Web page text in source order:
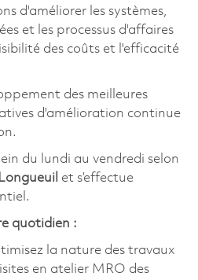
d'améliorer les systèmes,
et les processus d'affaires
des coûts et l'efficacité
des meilleures
d'amélioration continue
du lundi au vendredi selon
Longueuil et s’effectue
quotidien :
la nature des travaux
en atelier MRO des